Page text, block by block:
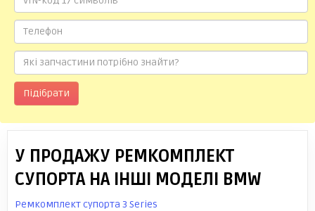
Підібрати
У ПРОДАЖУ РЕМКОМПЛЕКТ
СУПОРТА НА ІНШІ МОДЕЛІ BMW
Ремкомплект супорта 3 Series